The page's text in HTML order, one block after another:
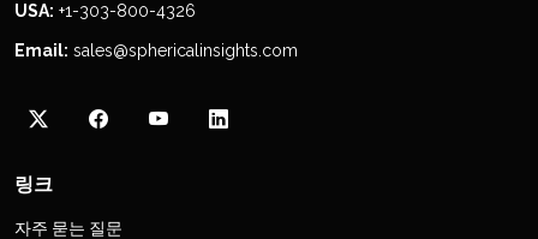
USA: +1-303-800-4326
Email: sales@sphericalinsights.com
링크
자주 묻는 질문